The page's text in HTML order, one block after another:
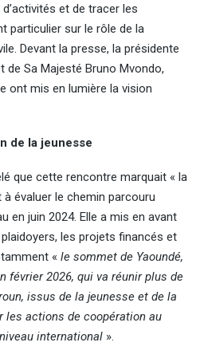
et de tracer les
particulier sur le rôle de la
Devant la presse, la présidente
de Sa Majesté Bruno Mvondo,
ont mis en lumière la vision
de la jeunesse
que cette rencontre marquait « la
évaluer le chemin parcouru
en juin 2024. Elle a mis en avant
les projets financés et
« le sommet de Yaoundé,
février 2026, qui va réunir plus de
issus de la jeunesse et de la
les actions de coopération au
international ».